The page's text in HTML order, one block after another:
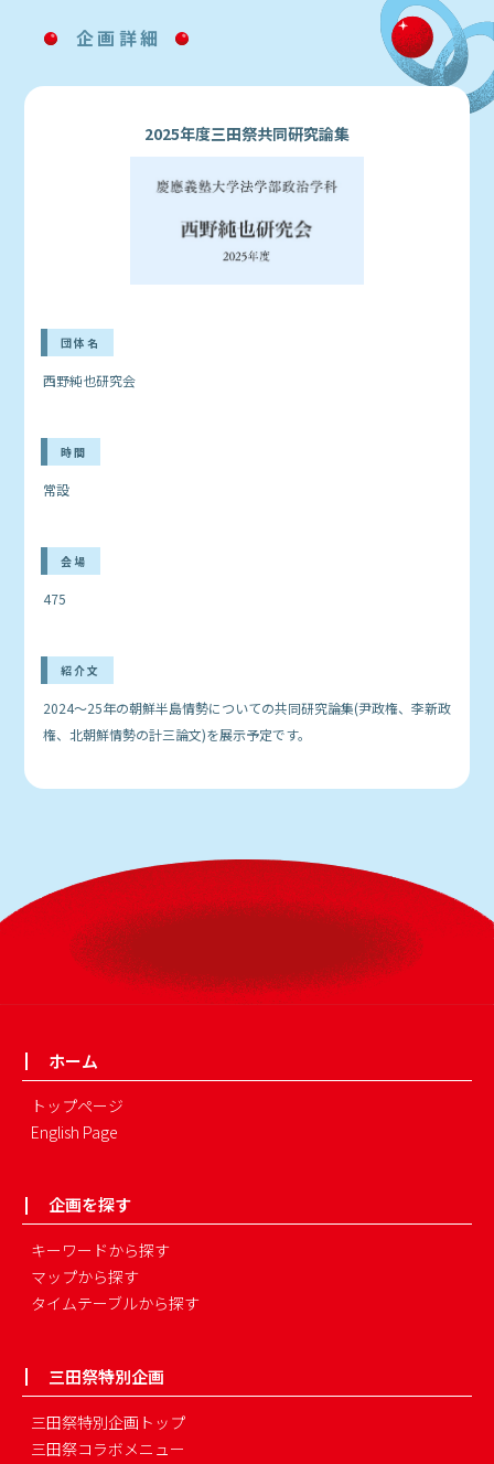
企画詳細
2025年度三田祭共同研究論集
団体名
西野純也研究会
時間
常設
会場
475
紹介文
2024〜25年の朝鮮半島情勢についての共同研究論集(尹政権、李新政
権、北朝鮮情勢の計三論文)を展示予定です。
ホーム
トップページ
English Page
企画を探す
キーワードから探す
マップから探す
タイムテーブルから探す
三田祭特別企画
三田祭特別企画トップ
三田祭コラボメニュー